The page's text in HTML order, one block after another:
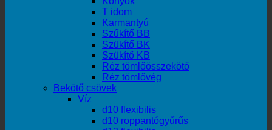
T idom
Karmantyú
Szűkítő BB
Szükítő BK
Szükítő KB
Réz tömlőösszekötő
Réz tömlővég
Bekötő csövek
Víz
d10 flexibilis
d10 roppantógyűrűs